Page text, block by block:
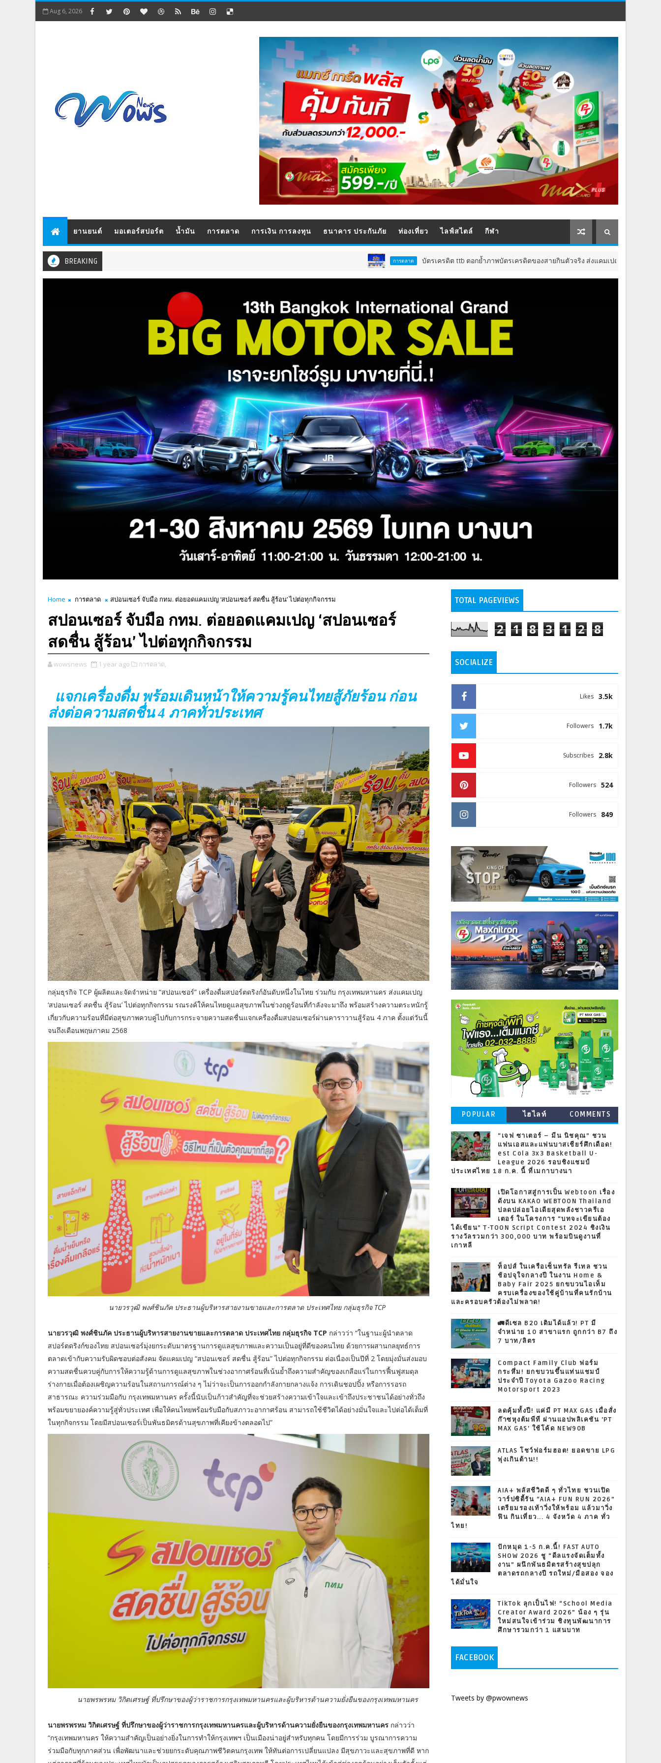
Aug 6, 2026
ยานยนต์ มอเตอร์สปอร์ต น้ำมัน การตลาด การเงิน การลงทุน ธนาคาร ประกันภัย ท่องเที่ยว ไลฟ์สไตล์ กีฬา
BREAKING บัตรเครดิต ttb ตอกย้ำภาพบัตรเครดิตของสายกินตัวจริง ส่งแคมเปญ “อิ่มฟิน อินเจแปน” จับมือกับ
Home การตลาด สปอนเซอร์ จับมือ กทม. ต่อยอดแคมเปญ ‘สปอนเซอร์ สดชื่น สู้ร้อน’ ไปต่อทุกกิจกรรม
สปอนเซอร์ จับมือ กทม. ต่อยอดแคมเปญ ‘สปอนเซอร์
สดชื่น สู้ร้อน’ ไปต่อทุกกิจกรรม
wowsnews 1 year ago การตลาด,
แจกเครื่องดื่ม พร้อมเดินหน้าให้ความรู้คนไทยสู้ภัยร้อน ก่อน
ส่งต่อความสดชื่น 4 ภาคทั่วประเทศ
กลุ่มธุรกิจ TCP ผู้ผลิตและจัดจำหน่าย “สปอนเซอร์” เครื่องดื่มสปอร์ตดริงก์อันดับหนึ่งในไทย ร่วมกับ กรุงเทพมหานคร ส่งแคมเปญ
‘สปอนเซอร์ สดชื่น สู้ร้อน’ ไปต่อทุกกิจกรรม รณรงค์ให้คนไทยดูแลสุขภาพในช่วงฤดูร้อนที่กำลังจะมาถึง พร้อมสร้างความตระหนักรู้
เกี่ยวกับความร้อนที่มีต่อสุขภาพควบคู่ไปกับการกระจายความสดชื่นแจกเครื่องดื่มสปอนเซอร์ผ่านคาราวานสู้ร้อน 4 ภาค ตั้งแต่วันนี้
จนถึงเดือนพฤษภาคม 2568
นายวรวุฒิ พงศ์ชินภัค ประธานผู้บริหารสายงานขายและการตลาด ประเทศไทย กลุ่มธุรกิจ TCP
นายวรวุฒิ พงศ์ชินภัค ประธานผู้บริหารสายงานขายและการตลาด ประเทศไทย กลุ่มธุรกิจ TCP กล่าวว่า “ในฐานะผู้นำตลาด
สปอร์ตดริงก์ของไทย สปอนเซอร์มุ่งยกระดับมาตรฐานการดูแลสุขภาพและความเป็นอยู่ที่ดีของคนไทย ด้วยการผสานกลยุทธ์การ
ตลาดเข้ากับความรับผิดชอบต่อสังคม จัดแคมเปญ “สปอนเซอร์ สดชื่น สู้ร้อน” ไปต่อทุกกิจกรรม ต่อเนื่องเป็นปีที่ 2 โดยมุ่งมั่นส่งมอบ
ความสดชื่นควบคู่กับการให้ความรู้ด้านการดูแลสุขภาพในช่วงอากาศร้อนที่เน้นย้ำถึงความสำคัญของเกลือแร่ในการฟื้นฟูสมดุล
ร่างกายเมื่อต้องเผชิญความร้อนในสถานการณ์ต่าง ๆ ไม่ว่าจะเป็นการออกกำลังกายกลางแจ้ง การเดินชอปปิ้ง หรือการรอรถ
สาธารณะ ความร่วมมือกับ กรุงเทพมหานคร ครั้งนี้นับเป็นก้าวสำคัญที่จะช่วยสร้างความเข้าใจและเข้าถึงประชาชนได้อย่างทั่วถึง
พร้อมขยายองค์ความรู้สู่ทั่วประเทศ เพื่อให้คนไทยพร้อมรับมือกับสภาวะอากาศร้อน สามารถใช้ชีวิตได้อย่างมั่นใจและไปต่อได้เต็มที่
ในทุกกิจกรรม โดยมีสปอนเซอร์เป็นพันธมิตรด้านสุขภาพที่เคียงข้างตลอดไป”
นายพรพรหม วิกิตเศรษฐ์ ที่ปรึกษาของผู้ว่าราชการกรุงเทพมหานครและผู้บริหารด้านความยั่งยืนของกรุงเทพมหานคร
นายพรพรหม วิกิตเศรษฐ์ ที่ปรึกษาของผู้ว่าราชการกรุงเทพมหานครและผู้บริหารด้านความยั่งยืนของกรุงเทพมหานคร กล่าวว่า
“กรุงเทพมหานคร ให้ความสำคัญเป็นอย่างยิ่งในการทำให้กรุงเทพฯ เป็นเมืองน่าอยู่สำหรับทุกคน โดยมีการร่วม บูรณาการความ
ร่วมมือกับทุกภาคส่วน เพื่อพัฒนาและช่วยยกระดับคุณภาพชีวิตคนกรุงเทพ ให้ทันต่อการเปลี่ยนแปลง มีสุขภาวะและสุขภาพที่ดี หาก
TOTAL PAGEVIEWS
2 1 8 3 1 2 8
SOCIALIZE
3.5k
Likes
1.7k
Followers
2.8k
Subscribes
524
Followers
849
Followers
POPULAR ไฮไลท์ COMMENTS
“เจฟ ซาเตอร์ – มีน นิชคุณ” ชวน
แฟนเอสและแฟนบาสเชียร์ศึกเดือด!
est Cola 3x3 Basketball U-
League 2026 รอบชิงแชมป์
ประเทศไทย 18 ก.ค. นี้ ที่เมกาบางนา
เปิดโอกาสสู่การเป็น Webtoon เรื่อง
ดังบน KAKAO WEBTOON Thailand
ปลดปล่อยไอเดียสุดพลังชาวครีเอ
เตอร์ ในโครงการ “บทจะเขียนต้อง
ได้เขียน” T-TOON Script Contest 2024 ชิงเงิน
รางวัลรวมกว่า 300,000 บาท พร้อมบินดูงานที่
เกาหลี
ท็อปส์ ในเครือเซ็นทรัล รีเทล ชวน
ช้อปจุใจกลางปี ในงาน Home &
Baby Fair 2025 ยกขบวนไอเท็ม
ครบเครื่องของใช้คู่บ้านที่คนรักบ้าน
และครอบครัวต้องไม่พลาด!
🚛ดีเซล B20 เติมได้แล้ว! PT มี
จำหน่าย 10 สาขาแรก ถูกกว่า B7 ถึง
7 บาท/ลิตร
Compact Family Club ฟอร์ม
กระหึ่ม! ยกขบวนขึ้นแท่นแชมป์
ประจำปี Toyota Gazoo Racing
Motorsport 2023
ลดคุ้มทั้งปี! แค่มี PT MAX GAS เมื่อสั่ง
ก๊าซหุงต้มพีที ผ่านแอปพลิเคชัน 'PT
MAX GAS' ใช้โค้ด NEW90B
ATLAS โชว์ฟอร์มฮอต! ยอดขาย LPG
พุ่งเกินต้าน!!
AIA+ พลัสชีวิตดี ๆ ทั่วไทย ชวนเปิด
วาร์ปซิตี้รัน “AIA+ FUN RUN 2026”
เตรียมรองเท้าวิ่งให้พร้อม แล้วมาวิ่ง
ฟิน กินเที่ยว... 4 จังหวัด 4 ภาค ทั่ว
ไทย!
ปักหมุด 1-5 ก.ค.นี้! FAST AUTO
SHOW 2026 ชู “ดีลแรงจัดเต็มทั้ง
งาน” ผนึกพันธมิตรสร้างสุขปลุก
ตลาดรถกลางปี รถใหม่/มือสอง จอง
ได้มั่นใจ
TikTok ลุกเป็นไฟ! “School Media
Creator Award 2026” น้อง ๆ รุ่น
ใหม่สนใจเข้าร่วม ชิงทุนพัฒนาการ
ศึกษารวมกว่า 1 แสนบาท
FACEBOOK
Tweets by @pwownews